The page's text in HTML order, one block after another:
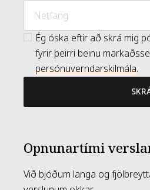
Ég óska eftir að skrá mig
fyrir þeirri beinu
persónuverndarskilmála.
Opnunartími
Við bjóðum langa og